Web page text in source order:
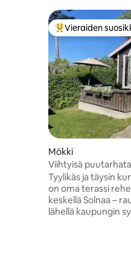
Vieraiden
Vieraiden
Mökki
Viihtyisä
Tyylikäs ja täysin
on oma terassi
keskellä Solnaa –
lähellä kaupungin